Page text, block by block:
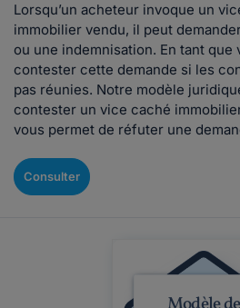
Lorsqu’un acheteur invoque un
immobilier vendu, il peut
ou une indemnisation. En tant que
contester cette demande si les
pas réunies. Notre modèle
contester un vice caché
vous permet de réfuter une
Consulter